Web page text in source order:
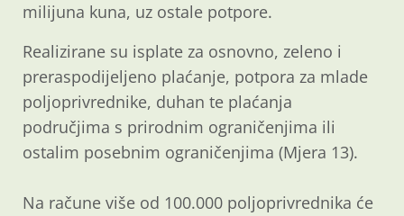
milijuna kuna, uz ostale potpore.
Realizirane su isplate za osnovno, zeleno i
preraspodijeljeno plaćanje, potpora za mlade
poljoprivrednike, duhan te plaćanja
područjima s prirodnim ograničenjima ili
ostalim posebnim ograničenjima (Mjera 13).
Na račune više od 100.000 poljoprivrednika će